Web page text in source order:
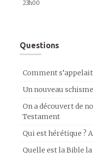
23h00
Questions
Comment
Un nouveau
On a découvert de
Testament
Qui est hérétique ?
Quelle est la Bible